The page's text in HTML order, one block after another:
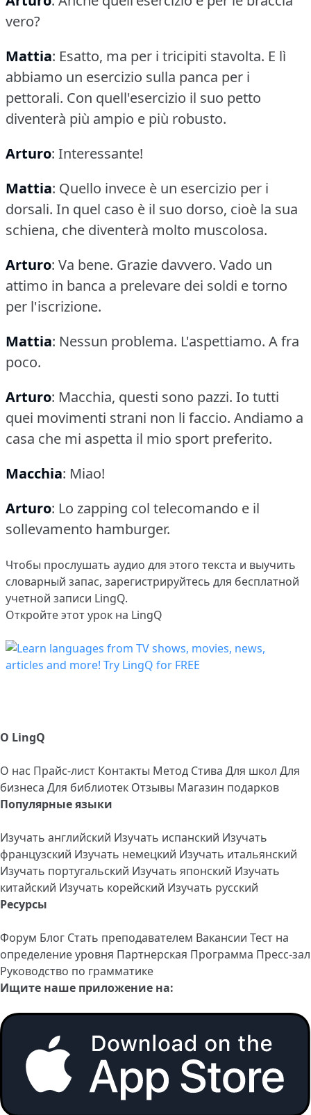
vero?
Mattia: Esatto, ma per i tricipiti stavolta. E lì
abbiamo un esercizio sulla panca per i
pettorali. Con quell'esercizio il suo petto
diventerà più ampio e più robusto.
Arturo: Interessante!
Mattia: Quello invece è un esercizio per i
dorsali. In quel caso è il suo dorso, cioè la sua
schiena, che diventerà molto muscolosa.
Arturo: Va bene. Grazie davvero. Vado un
attimo in banca a prelevare dei soldi e torno
per l'iscrizione.
Mattia: Nessun problema. L'aspettiamo. A fra
poco.
Arturo: Macchia, questi sono pazzi. Io tutti
quei movimenti strani non li faccio. Andiamo a
casa che mi aspetta il mio sport preferito.
Macchia: Miao!
Arturo: Lo zapping col telecomando e il
sollevamento hamburger.
Чтобы прослушать аудио для этого текста и выучить
словарный запас, зарегистрируйтесь для бесплатной
учетной записи LingQ.
Откройте этот урок на LingQ
О LingQ
О нас Прайс-лист Контакты Метод Стива Для школ Для
бизнеса Для библиотек Отзывы Магазин подарков
Популярные языки
Изучать английский Изучать испанский Изучать
французский Изучать немецкий Изучать итальянский
Изучать португальский Изучать японский Изучать
китайский Изучать корейский Изучать русский
Ресурсы
Форум Блог Стать преподавателем Вакансии Тест на
определение уровня Партнерская Программа Пресс-зал
Руководство по грамматике
Ищите наше приложение на: